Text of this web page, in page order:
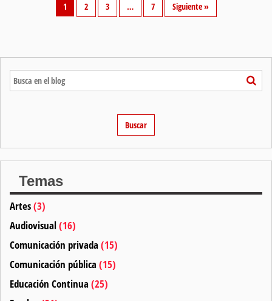
1 2 3 … 7 Siguiente »
Temas
Artes(3)
Audiovisual(16)
Comunicación privada(15)
Comunicación pública(15)
Educación Continua(25)